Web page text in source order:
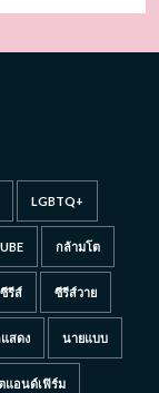
LGBTQ+
กล้ามโต
ซีรีส์ ซีรีส์วาย
สดง นายแบบ
แอนด์เฟิร์ม